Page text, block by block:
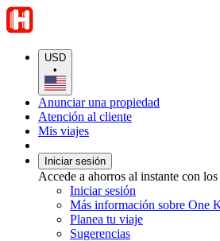
USD
•
Anunciar una propiedad
Atención al cliente
Mis viajes
Iniciar sesión
Accede a ahorros al instante con
Iniciar sesión
Más información sobre One
Planea tu viaje
Sugerencias